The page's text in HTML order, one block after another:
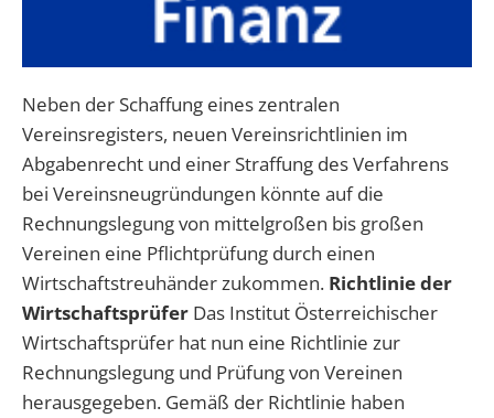
Neben der Schaffung eines zentralen
Vereinsregisters, neuen Vereinsrichtlinien im
Abgabenrecht und einer Straffung des Verfahrens
bei Vereinsneugründungen könnte auf die
Rechnungslegung von mittelgroßen bis großen
Vereinen eine Pflichtprüfung durch einen
Wirtschaftstreuhänder zukommen. Richtlinie der
Wirtschaftsprüfer Das Institut Österreichischer
Wirtschaftsprüfer hat nun eine Richtlinie zur
Rechnungslegung und Prüfung von Vereinen
herausgegeben. Gemäß der Richtlinie haben